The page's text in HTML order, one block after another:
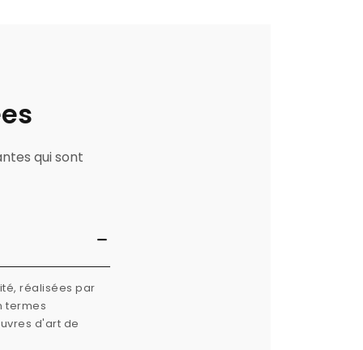
qui sont
réalisées par
termes
d'art de